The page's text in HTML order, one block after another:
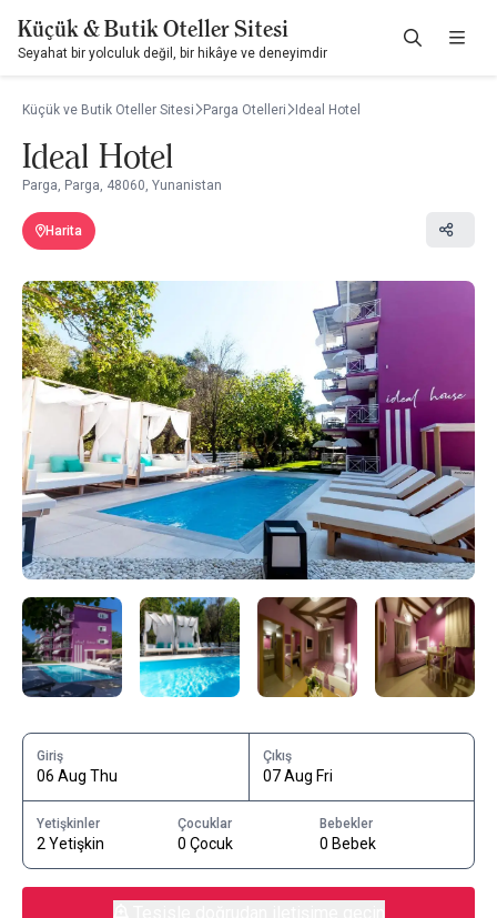
Küçük & Butik Oteller Sitesi
Seyahat bir yolculuk değil, bir hikâye ve deneyimdir
Küçük ve Butik Oteller Sitesi Parga Otelleri Ideal Hotel
Ideal Hotel
Parga, Parga, 48060, Yunanistan
Harita
Giriş
06 Aug Thu
Çıkış
07 Aug Fri
Yetişkinler
2 Yetişkin
Çocuklar
0 Çocuk
Bebekler
0 Bebek